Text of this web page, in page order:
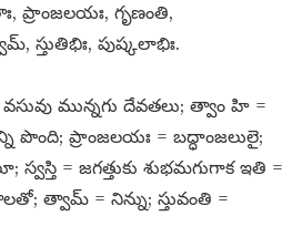
ప్రాంజలయః, గృణంతి,
స్తుతిభిః, పుష్కలాభిః.
మున్నగు దేవతలు; త్వాం హి =
పొంది; ప్రాంజలయః = బద్ధాంజలులై;
స్వస్తి = జగత్తుకు శుభమగుగాక ఇతి =
త్వామ్​ = నిన్ను; స్తువంతి =